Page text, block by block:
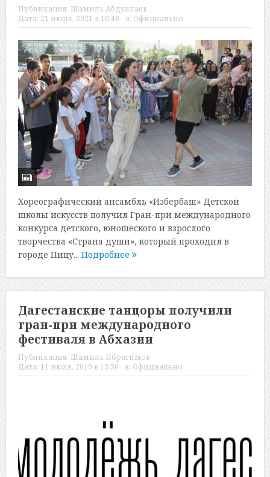
Публикация: Шамиль Абдуллаев
Дата: 21 июня, 2021 в 10:48 в: Официально
Хореографический ансамбль «Избербаш» Детской
школы искусств получил Гран-при международного
конкурса детского, юношеского и взрослого
творчества «Страна души», который проходил в
городе Пицу... Подробнее
Дагестанские танцоры получили
гран-при международного
фестиваля в Абхазии
Публикация: Шамиль Ибрагимов
Дата: 11 июля, 2019 в 13:36 в: Официально